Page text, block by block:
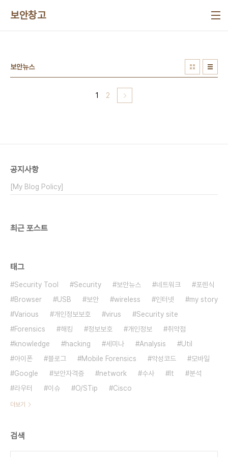
보안창고
보안뉴스
1 2
공지사항
[My Blog Policy]
최근 포스트
태그
Security Tool Security 보안뉴스 네트워크
포렌식
Browser
USB 보안 wireless 인터넷
my story
Various
개인정보보호 virus
Security site
Forensics
해킹 정보보호 개인정보
취약점
knowledge
hacking 세미나 Analysis
Util
아이폰
블로그 Mobile Forensics 악성코드
모바일
Google
보안자격증 network 수사 It
분석
라우터
이슈 O/STip Cisco
더보기
검색